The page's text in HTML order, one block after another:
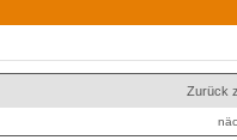
Zurück